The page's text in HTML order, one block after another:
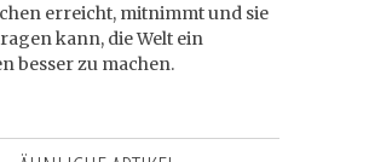
erreicht, mitnimmt und sie
kann, die Welt ein
besser zu machen.